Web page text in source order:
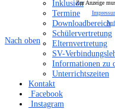
Inklusion
Termine
Downloadbereich
Schülervertretung
Elternvertretung
SV-
Informationen zu
Unterrichtszeiten
Kontakt
Facebook
Instagram
Zur Anzeige
Nach oben